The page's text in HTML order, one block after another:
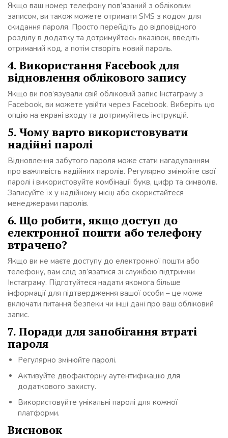
Якщо ваш номер телефону пов’язаний з обліковим
записом, ви також можете отримати SMS з кодом для
скидання пароля. Просто перейдіть до відповідного
розділу в додатку та дотримуйтесь вказівок, введіть
отриманий код, а потім створіть новий пароль.
4. Використання Facebook для
відновлення облікового запису
Якщо ви пов’язували свій обліковий запис Інстаграму з
Facebook, ви можете увійти через Facebook. Виберіть цю
опцію на екрані входу та дотримуйтесь інструкцій.
5. Чому варто використовувати
надійні паролі
Відновлення забутого пароля може стати нагадуванням
про важливість надійних паролів. Регулярно змінюйте свої
паролі і використовуйте комбінації букв, цифр та символів.
Записуйте їх у надійному місці або скористайтеся
менеджерами паролів.
6. Що робити, якщо доступ до
електронної пошти або телефону
втрачено?
Якщо ви не маєте доступу до електронної пошти або
телефону, вам слід зв’язатися зі службою підтримки
Інстаграму. Підготуйтеся надати якомога більше
інформації для підтвердження вашої особи – це може
включати питання безпеки чи інші дані про ваш обліковий
запис.
7. Поради для запобігання втраті
пароля
Регулярно змінюйте паролі.
Активуйте двофакторну аутентифікацію для
додаткового захисту.
Використовуйте унікальні паролі для кожної
платформи.
Висновок